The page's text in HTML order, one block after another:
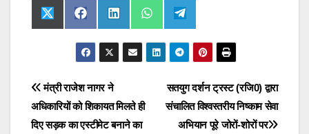
Share
on
X
(
t
e
r
Share
on
F
a
e
b
o
k
Share
on
L
i
n
e
Share
on
W
h
t
s
Share
on
T
e
l
g
a
m
Post
navigation
सतयुग दर्शन ट्रस्ट (रजि0) द्वारा
संचालित विश्वस्तरीय निष्काम सेवा
अभियान पूरे जोरों-शोरों पर
मंत्री राजेश नागर ने
अधिकारियों को शिकायत मिलते ही
दिए सड़क का एस्टीमेट बनाने का